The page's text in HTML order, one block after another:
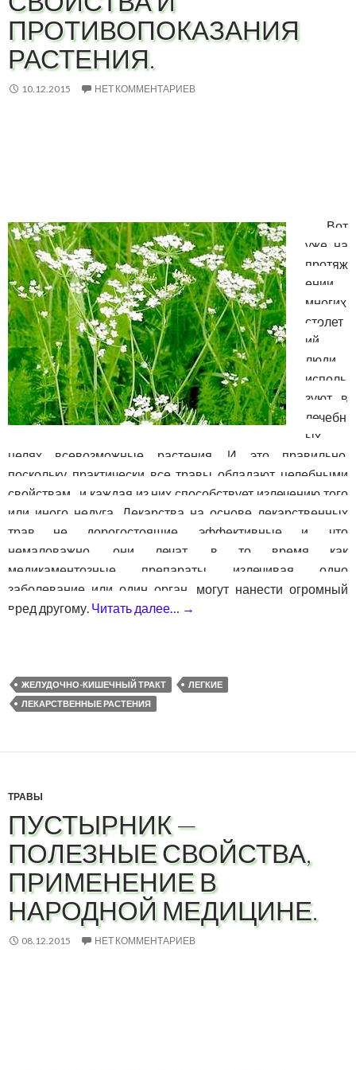
ПРОТИВОПОКАЗАНИЯ
РАСТЕНИЯ.
10.12.2015 НЕТ КОММЕНТАРИЕВ
Вот
уже на
протяж
ении
многих
столет
ий
люди
исполь
зуют в
лечебн
ых
целях всевозможные растения. И это правильно,
поскольку практически все травы обладают целебными
свойствам, и каждая из них способствует излечению того
или иного недуга. Лекарства на основе лекарственных
трав не дорогостоящие, эффективные и, что
немаловажно, они лечат, в то время как
медикаментозные препараты излечивая одно
заболевание или один орган, могут нанести огромный
вред другому. Читать далее… →
ЖЕЛУДОЧНО-КИШЕЧНЫЙ ТРАКТ
ЛЕГКИЕ
ЛЕКАРСТВЕННЫЕ РАСТЕНИЯ
ТРАВЫ
ПУСТЫРНИК —
ПОЛЕЗНЫЕ СВОЙСТВА,
ПРИМЕНЕНИЕ В
НАРОДНОЙ МЕДИЦИНЕ.
08.12.2015 НЕТ КОММЕНТАРИЕВ